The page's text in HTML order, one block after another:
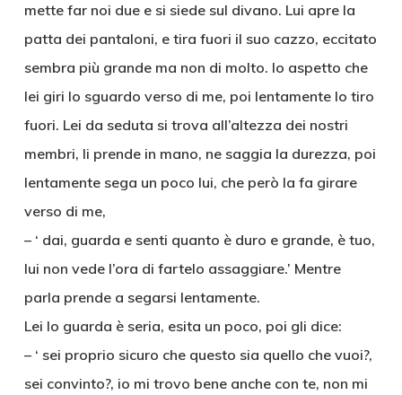
mette far noi due e si siede sul divano. Lui apre la
patta dei pantaloni, e tira fuori il suo cazzo, eccitato
sembra più grande ma non di molto. Io aspetto che
lei giri lo sguardo verso di me, poi lentamente lo tiro
fuori. Lei da seduta si trova all’altezza dei nostri
membri, li prende in mano, ne saggia la durezza, poi
lentamente sega un poco lui, che però la fa girare
verso di me,
– ‘ dai, guarda e senti quanto è duro e grande, è tuo,
lui non vede l’ora di fartelo assaggiare.’ Mentre
parla prende a segarsi lentamente.
Lei lo guarda è seria, esita un poco, poi gli dice:
– ‘ sei proprio sicuro che questo sia quello che vuoi?,
sei convinto?, io mi trovo bene anche con te, non mi